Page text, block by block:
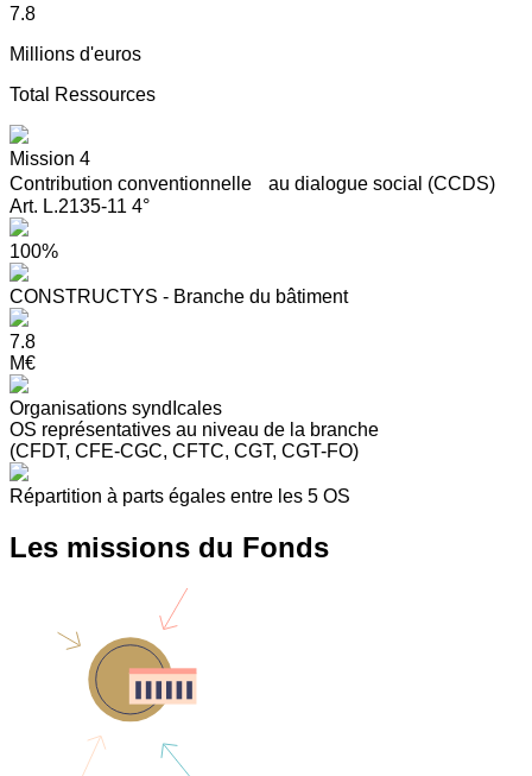
7.8
Millions d'euros
Total Ressources
Mission 4
Contribution conventionnelle au dialogue social (CCDS)
Art. L.2135-11 4°
100%
CONSTRUCTYS - Branche du bâtiment
7.8
M€
Organisations syndIcales
OS représentatives au niveau de la branche
(CFDT, CFE-CGC, CFTC, CGT, CGT-FO)
Répartition à parts égales entre les 5 OS
Les missions du Fonds